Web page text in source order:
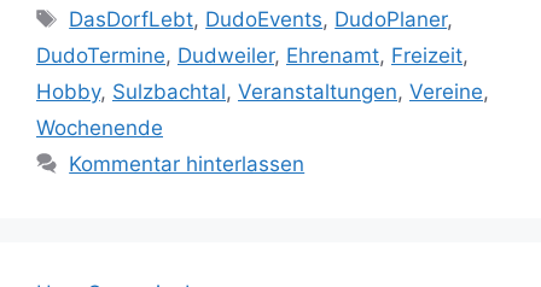
Schlagwörter
DasDorfLebt, DudoEvents, DudoPlaner,
DudoTermine, Dudweiler, Ehrenamt, Freizeit,
Hobby, Sulzbachtal, Veranstaltungen, Vereine,
Wochenende
Kommentar hinterlassen